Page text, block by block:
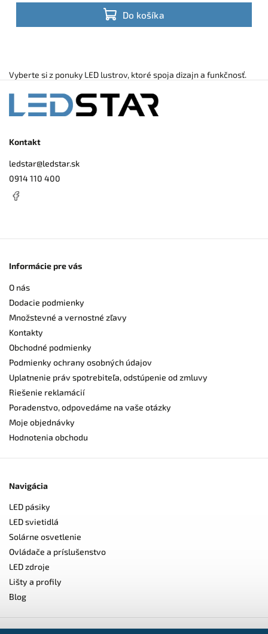
Do košíka
priestorov, pričom všetky funkcie sa ovládajú priloženým
diaľkovým ovládačom
Vyberte si z ponuky LED lustrov, ktoré spoja dizajn a funkčnosť.
Kontakt
ledstar@ledstar.sk
0914 110 400
Informácie pre vás
O nás
Dodacie podmienky
Množstevné a vernostné zľavy
Kontakty
Obchodné podmienky
Podmienky ochrany osobných údajov
Uplatnenie práv spotrebiteľa, odstúpenie od zmluvy
Riešenie reklamácií
Poradenstvo, odpovedáme na vaše otázky
Moje objednávky
Hodnotenia obchodu
Navigácia
LED pásiky
LED svietidlá
Solárne osvetlenie
Ovládače a príslušenstvo
LED zdroje
Lišty a profily
Blog